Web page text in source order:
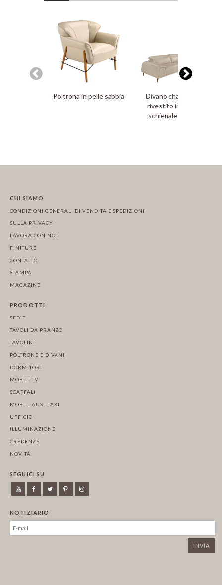
Poltrona in pelle sabbia
Divano chaise longue
rivestito in pelle con
schienale articolato
CHI SIAMO
CONDIZIONI GENERALI DI VENDITA E SPEDIZIONI
SULLA PRIVACY
LAVORA CON NOI
FINITURE
CONTATTO
STAMPA
MAGAZINE
PRODOTTI
SEDIE
TAVOLI DA PRANZO
TAVOLINI
POLTRONE E DIVANI
DORMITORI
MOBILI TV
SCAFFALI
MOBILI AUSILIARI
UFFICIO
ILLUMINAZIONE
CREDENZE
NOVITÀ
SEGUICI SU
NOTIZIARIO